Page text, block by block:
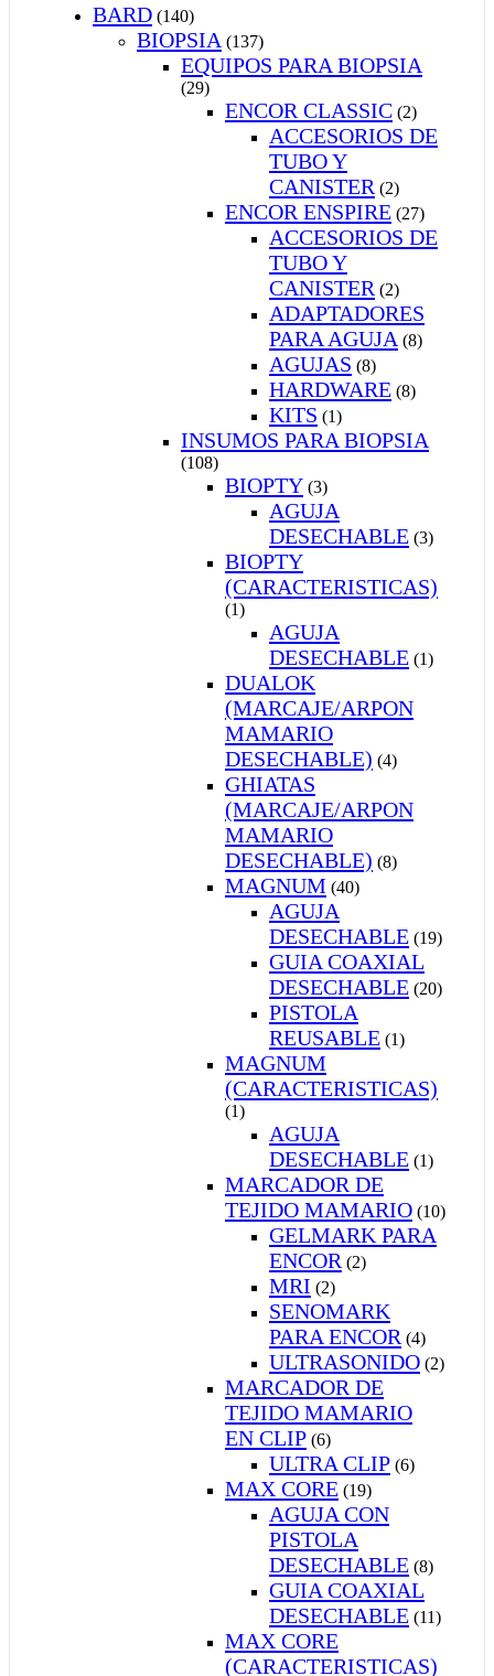
BARD (140)
BIOPSIA (137)
EQUIPOS PARA BIOPSIA
(29)
ENCOR CLASSIC (2)
ACCESORIOS DE
TUBO Y
CANISTER (2)
ENCOR ENSPIRE (27)
ACCESORIOS DE
TUBO Y
CANISTER (2)
ADAPTADORES
PARA AGUJA (8)
AGUJAS (8)
HARDWARE (8)
KITS (1)
INSUMOS PARA BIOPSIA
(108)
BIOPTY (3)
AGUJA
DESECHABLE (3)
BIOPTY
(CARACTERISTICAS)
(1)
AGUJA
DESECHABLE (1)
DUALOK
(MARCAJE/ARPON
MAMARIO
DESECHABLE) (4)
GHIATAS
(MARCAJE/ARPON
MAMARIO
DESECHABLE) (8)
MAGNUM (40)
AGUJA
DESECHABLE (19)
GUIA COAXIAL
DESECHABLE (20)
PISTOLA
REUSABLE (1)
MAGNUM
(CARACTERISTICAS)
(1)
AGUJA
DESECHABLE (1)
MARCADOR DE
TEJIDO MAMARIO (10)
GELMARK PARA
ENCOR (2)
MRI (2)
SENOMARK
PARA ENCOR (4)
ULTRASONIDO (2)
MARCADOR DE
TEJIDO MAMARIO
EN CLIP (6)
ULTRA CLIP (6)
MAX CORE (19)
AGUJA CON
PISTOLA
DESECHABLE (8)
GUIA COAXIAL
DESECHABLE (11)
MAX CORE
(CARACTERISTICAS)